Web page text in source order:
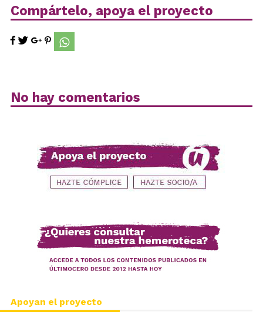
Compártelo, apoya el proyecto
No hay comentarios
Apoyan el proyecto